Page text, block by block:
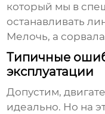
который мы в
останавливать
Мелочь, а
Типичные
эксплуатации
Допустим,
идеально. Но на